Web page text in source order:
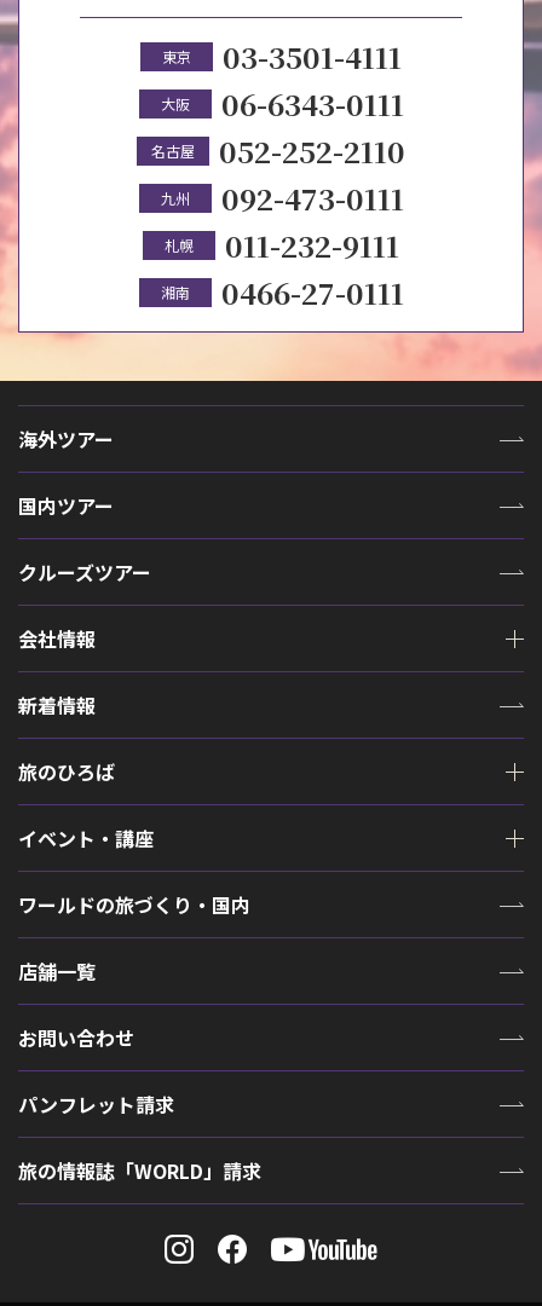
東京 03-3501-4111
大阪 06-6343-0111
名古屋 052-252-2110
九州 092-473-0111
札幌 011-232-9111
湘南 0466-27-0111
海外ツアー
国内ツアー
クルーズツアー
会社情報
新着情報
旅のひろば
イベント・講座
ワールドの旅づくり・国内
店舗一覧
お問い合わせ
パンフレット請求
旅の情報誌「WORLD」請求